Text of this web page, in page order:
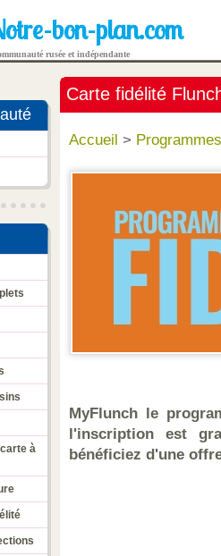
bon-plan.com
rusée et indépendante
à
Carte fidélité
Accueil >
MyFlunch le
l'inscription est
bénéficiez d'une